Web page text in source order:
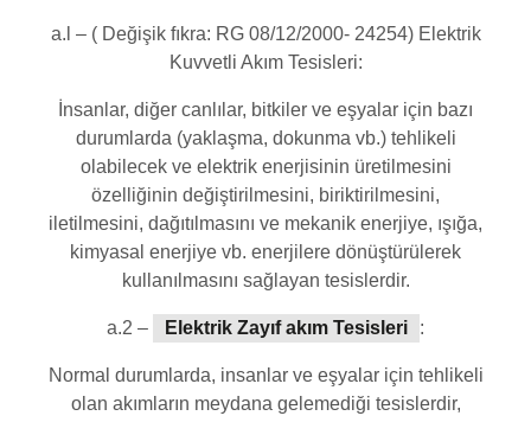
a.l – ( Değişik fıkra: RG 08/12/2000- 24254) Elektrik
Kuvvetli Akım Tesisleri:
İnsanlar, diğer canlılar, bitkiler ve eşyalar için bazı
durumlarda (yaklaşma, dokunma vb.) tehlikeli
olabilecek ve elektrik enerjisinin üretilmesini
özelliğinin değiştirilmesini, biriktirilmesini,
iletilmesini, dağıtılmasını ve mekanik enerjiye, ışığa,
kimyasal enerjiye vb. enerjilere dönüştürülerek
kullanılmasını sağlayan tesislerdir.
a.2 – Elektrik Zayıf akım Tesisleri :
Normal durumlarda, insanlar ve eşyalar için tehlikeli
olan akımların meydana gelemediği tesislerdir,